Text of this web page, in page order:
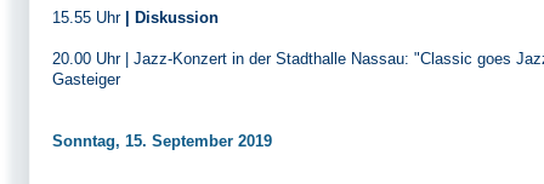
15.55 Uhr | Diskussion
20.00 Uhr | Jazz-Konzert in der Stadthalle Nassau: "Classic goes
Gasteiger
Sonntag, 15. September 2019